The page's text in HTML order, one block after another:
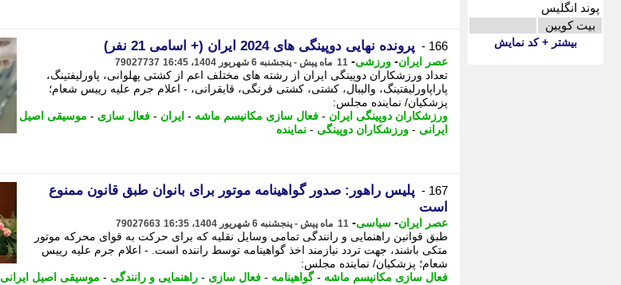
پوند انگلیس
بیت کویین
بیشتر + کد نمایش 166 - پرونده نهایی دوپینگی های 2024 ایران (+ اسامی 21 نفر)
عصر ایران- ورزشی- 11 ماه پیش - پنجشنبه 6 شهریور 1404، 16:45 79027737
تعداد ورزشکاران دوپینگی ایران از رشته های مختلف اعم از کشتی پهلوانی، پاورلیفتینگ،
پاراپاورلیفتینگ، والیبال، کشتی، کشتی فرنگی، قایقرانی، - اعلام جرم علیه رییس شعام؛
پزشکیان/ نماینده مجلس:
ورزشکاران دوپینگی ایران - فعال سازی مکانیسم ماشه - ایران - فعال سازی - موسیقی اصیل
ایرانی - ورزشکاران دوپینگی - نماینده
167 -
پلیس راهور: صدور گواهینامه موتور برای بانوان طبق قانون ممنوع
است
عصر ایران- سیاسی- 11 ماه پیش - پنجشنبه 6 شهریور 1404، 16:35 79027663
طبق قوانین راهنمایی و رانندگی تمامی وسایل نقلیه که برای حرکت به قوای محرکه موتور
متکی باشند، جهت تردد نیازمند اخذ گواهینامه توسط راننده است. - اعلام جرم علیه رییس
شعام؛ پزشکیان/ نماینده مجلس:
فعال سازی مکانیسم ماشه -گواهینامه - فعال سازی - راهنمایی و رانندگی - موسیقی اصیل ایرانی